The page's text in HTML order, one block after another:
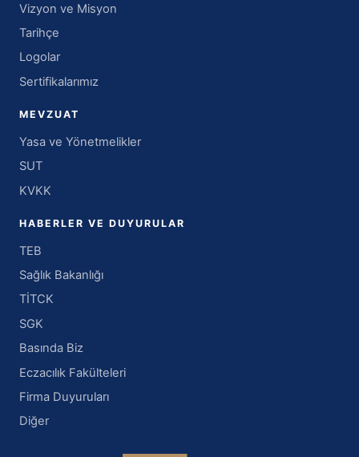
Vizyon ve Misyon
Tarihçe
Logolar
Sertifikalarımız
MEVZUAT
Yasa ve Yönetmelikler
SUT
KVKK
HABERLER VE DUYURULAR
TEB
Sağlık Bakanlığı
TİTCK
SGK
Basında Biz
Eczacılık Fakülteleri
Firma Duyuruları
Diğer